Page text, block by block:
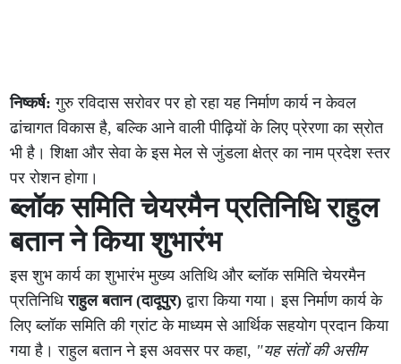
निष्कर्ष: गुरु रविदास सरोवर पर हो रहा यह निर्माण कार्य न केवल
ढांचागत विकास है, बल्कि आने वाली पीढ़ियों के लिए प्रेरणा का स्रोत
भी है। शिक्षा और सेवा के इस मेल से जुंडला क्षेत्र का नाम प्रदेश स्तर
पर रोशन होगा।
ब्लॉक समिति चेयरमैन प्रतिनिधि राहुल
बतान ने किया शुभारंभ
इस शुभ कार्य का शुभारंभ मुख्य अतिथि और ब्लॉक समिति चेयरमैन
प्रतिनिधिराहुल बतान (दादूपुर) द्वारा किया गया। इस निर्माण कार्य के
लिए ब्लॉक समिति की ग्रांट के माध्यम से आर्थिक सहयोग प्रदान किया
गया है। राहुल बतान ने इस अवसर पर कहा, "यह संतों की असीम